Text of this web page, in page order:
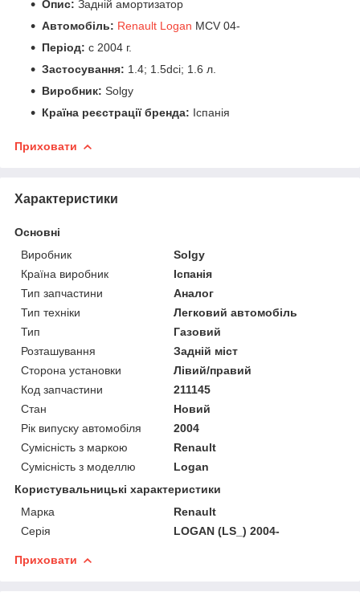
Опис: Задній амортизатор
Автомобіль: Renault Logan MCV 04-
Період: c 2004 г.
Застосування: 1.4; 1.5dci; 1.6 л.
Виробник: Solgy
Країна реєстрації бренда: Іспанія
Приховати
Характеристики
Основні
Виробник
Solgy
Країна виробник
Іспанія
Тип запчастини
Аналог
Тип техніки
Легковий автомобіль
Тип
Газовий
Розташування
Задній міст
Сторона установки
Лівий/правий
Код запчастини
211145
Стан
Новий
Рік випуску автомобіля
2004
Сумісність з маркою
Renault
Сумісність з моделлю
Logan
Користувальницькі характеристики
Марка
Renault
Серія
LOGAN (LS_) 2004-
Приховати